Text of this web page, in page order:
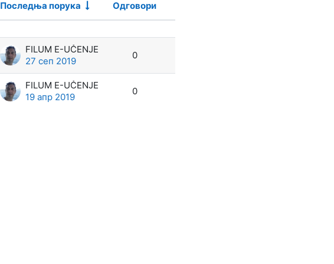
Последња порука
Одговори
Акције
FILUM E-UČENJE
27 сеп 2019
0
FILUM E-UČENJE
19 апр 2019
0